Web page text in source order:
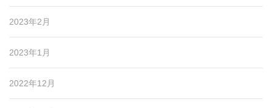
2023年2月
2023年1月
2022年12月